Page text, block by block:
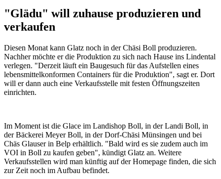
"Glädu" will zuhause produzieren und
verkaufen
Diesen Monat kann Glatz noch in der Chäsi Boll produzieren.
Nachher möchte er die Produktion zu sich nach Hause ins Lindental
verlegen. "Derzeit läuft ein Baugesuch für das Aufstellen eines
lebensmittelkonformen Containers für die Produktion", sagt er. Dort
will er dann auch eine Verkaufsstelle mit festen Öffnungszeiten
einrichten.
Im Moment ist die Glace im Landishop Boll, in der Landi Boll, in
der Bäckerei Meyer Boll, in der Dorf-Chäsi Münsingen und bei
Chäs Glauser in Belp erhältlich. "Bald wird es sie zudem auch im
VOI in Boll zu kaufen geben", kündigt Glatz an. Weitere
Verkaufsstellen wird man künftig auf der Homepage finden, die sich
zur Zeit noch im Aufbau befindet.